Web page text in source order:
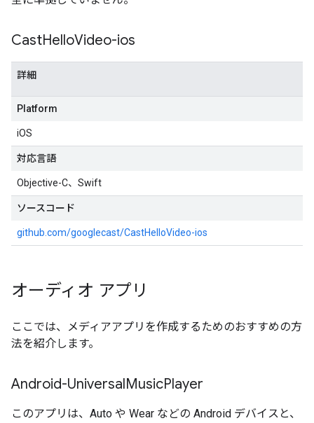
CastHelloVideo-ios
詳細
Platform
iOS
対応言語
Objective-C、Swift
ソースコード
github.com/googlecast/CastHelloVideo-ios
オーディオ アプリ
ここでは、メディアアプリを作成するためのおすすめの方
法を紹介します。
Android-UniversalMusicPlayer
このアプリは、Auto や Wear などの Android デバイスと、